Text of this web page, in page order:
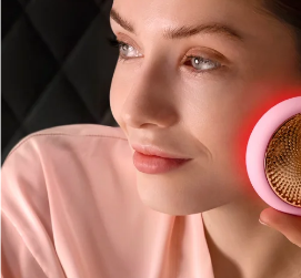
FAQ™ Pure Beauty-Tech
BREAKING NEWS
issa™ Teeth Whitening Set
Dil Seçimi
Deutsch
Français
Italiano
Polski
Svenska
Türkçe
简体中文